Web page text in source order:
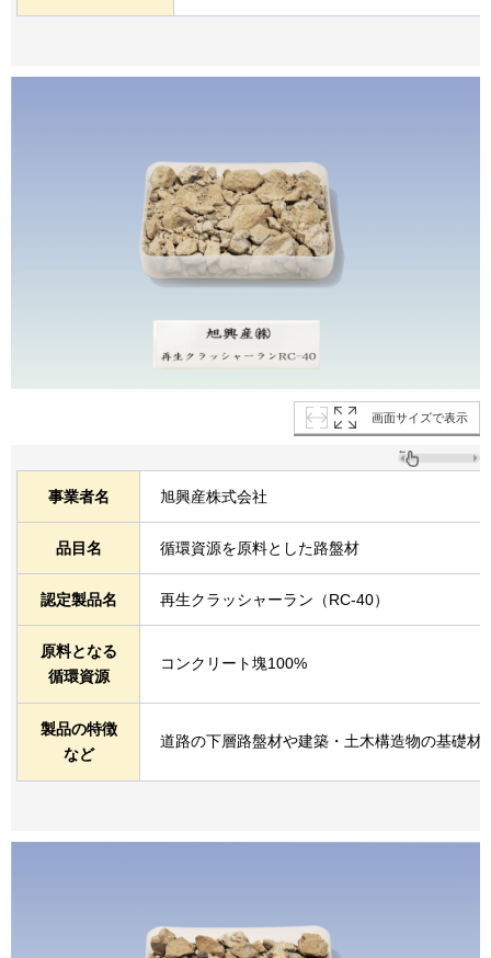
画面サイズで表示
事業者名 旭興産株式会社
品目名 循環資源を原料とした路盤材
認定製品名 再生クラッシャーラン（RC-40）
原料となる
循環資源
コンクリート塊100%
製品の特徴
など
道路の下層路盤材や建築・土木構造物の基礎材